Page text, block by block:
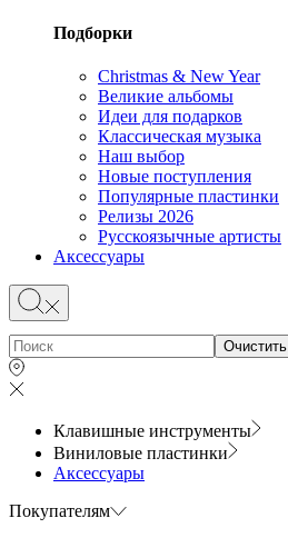
Подборки
Christmas & New Year
Великие альбомы
Идеи для подарков
Классическая музыка
Наш выбор
Новые поступления
Популярные пластинки
Релизы 2026
Русскоязычные артисты
Аксессуары
Очистить
Клавишные инструменты
Виниловые пластинки
Аксессуары
Покупателям